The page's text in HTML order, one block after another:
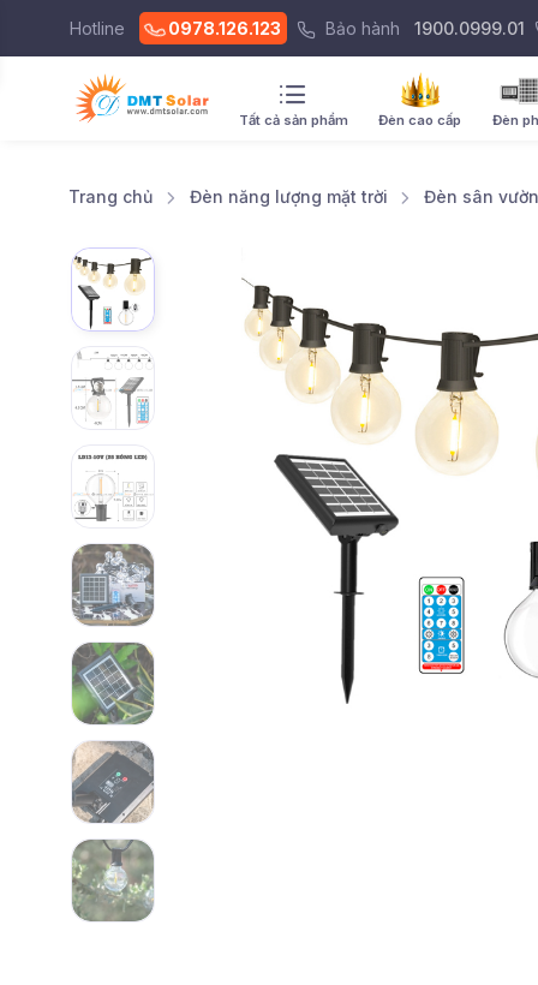
Hotline 0978.126.123 Bảo hành 1900.0999.01
Tất cả sản phẩm Đèn cao cấp Đèn
Trang chủ Đèn năng lượng mặt trời Đèn sân vườn